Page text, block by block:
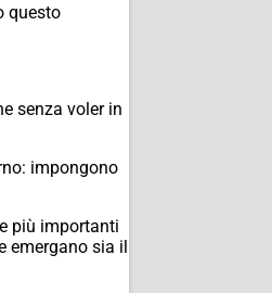
questo
senza voler in
impongono
più importanti
emergano sia il